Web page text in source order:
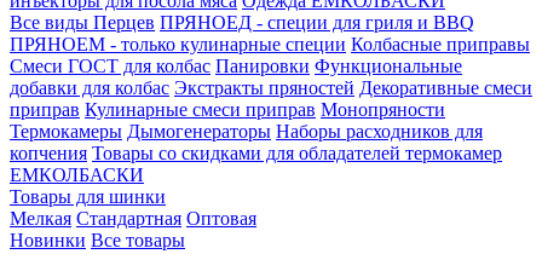
Все виды Перцев ПРЯНОЕД - специи для гриля и BBQ
ПРЯНОЕМ - только кулинарные специи Колбасные приправы
Смеси ГОСТ для колбас Панировки Функциональные
добавки для колбас Экстракты пряностей Декоративные смеси
приправ Кулинарные смеси приправ Монопряности
Термокамеры Дымогенераторы Наборы расходников для
копчения Товары со скидками для обладателей термокамер
ЕМКОЛБАСКИ
Товары для шинки
Мелкая Стандартная Оптовая
Новинки Все товары